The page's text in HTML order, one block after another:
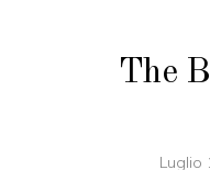
The
Luglio